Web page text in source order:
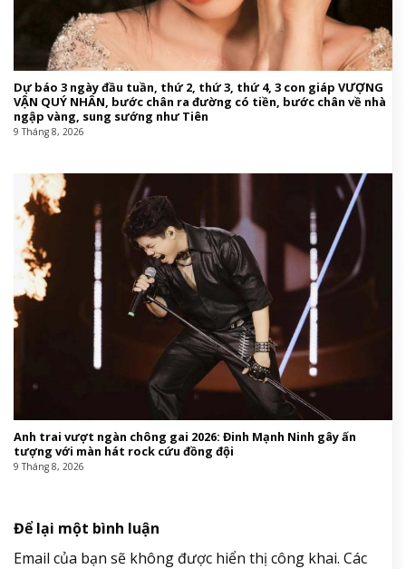
Dự báo 3 ngày đầu tuần, thứ 2, thứ 3, thứ 4, 3 con giáp VƯỢNG
VẬN QUÝ NHÂN, bước chân ra đường có tiền, bước chân về nhà
ngập vàng, sung sướng như Tiên
9 Tháng 8, 2026
Anh trai vượt ngàn chông gai 2026: Đinh Mạnh Ninh gây ấn
tượng với màn hát rock cứu đồng đội
9 Tháng 8, 2026
Để lại một bình luận
Email của bạn sẽ không được hiển thị công khai. Các